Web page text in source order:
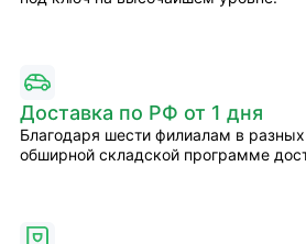
Доставка по РФ от 1 дня
Благодаря шести филиалам в
обширной складской программе